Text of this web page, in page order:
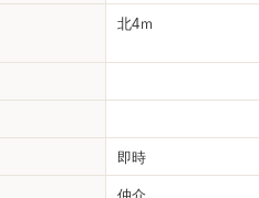
北4ｍ
即時